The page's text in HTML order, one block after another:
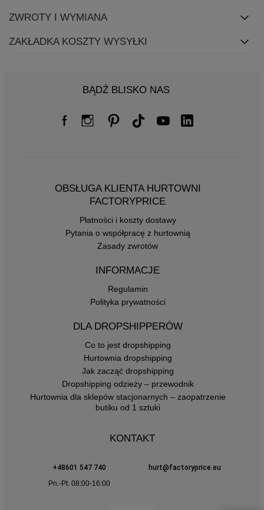
ZWROTY I WYMIANA
ZAKŁADKA KOSZTY WYSYŁKI
BĄDŹ BLISKO NAS
OBSŁUGA KLIENTA HURTOWNI
FACTORYPRICE
Płatności i koszty dostawy
Pytania o współpracę z hurtownią
Zasady zwrotów
INFORMACJE
Regulamin
Polityka prywatności
DLA DROPSHIPPERÓW
Co to jest dropshipping
Hurtownia dropshipping
Jak zacząć dropshipping
Dropshipping odzieży – przewodnik
Hurtownia dla sklepów stacjonarnych – zaopatrzenie
butiku od 1 sztuki
KONTAKT
+48601 547 740
hurt@factoryprice.eu
Pn.-Pt. 08:00-16:00